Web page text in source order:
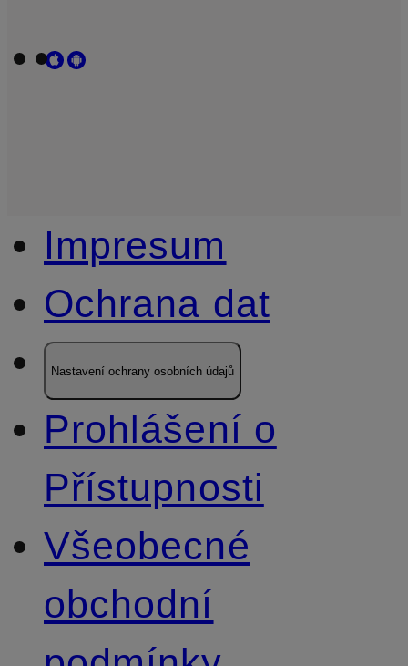
Impresum
Ochrana dat
Nastavení ochrany osobních údajů
Prohlášení o
Přístupnosti
Všeobecné
obchodní